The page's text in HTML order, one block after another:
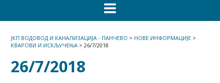
ЈКП ВОДОВОД И КАНАЛИЗАЦИЈА - ПАНЧЕВО > НОВЕ ИНФОРМАЦИЈЕ >
КВАРОВИ И ИСКЉУЧЕЊА > 26/7/2018
26/7/2018